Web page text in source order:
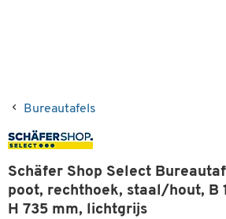
Bureautafels
Schäfer Shop Select
poot, rechthoek, staal/hout, B
H 735 mm, lichtgrijs